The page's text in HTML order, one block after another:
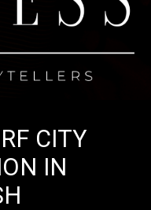
CITY
IN